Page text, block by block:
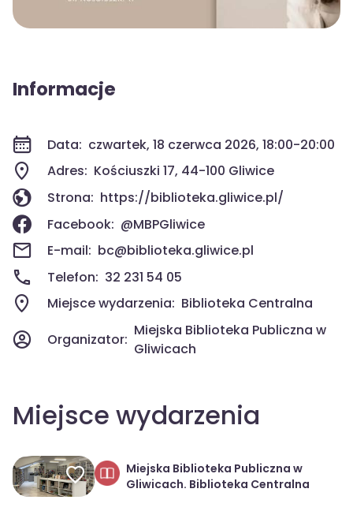
Informacje
Data: czwartek, 18 czerwca 2026, 18:00-20:00
Adres: Kościuszki 17, 44-100 Gliwice
Strona: https://biblioteka.gliwice.pl/
Facebook: @MBPGliwice
E-mail: bc@biblioteka.gliwice.pl
Telefon: 32 231 54 05
Miejsce wydarzenia: Biblioteka Centralna
Organizator:
Miejska Biblioteka Publiczna w
Gliwicach
Miejsce wydarzenia
Miejska Biblioteka Publiczna w
Gliwicach. Biblioteka Centralna